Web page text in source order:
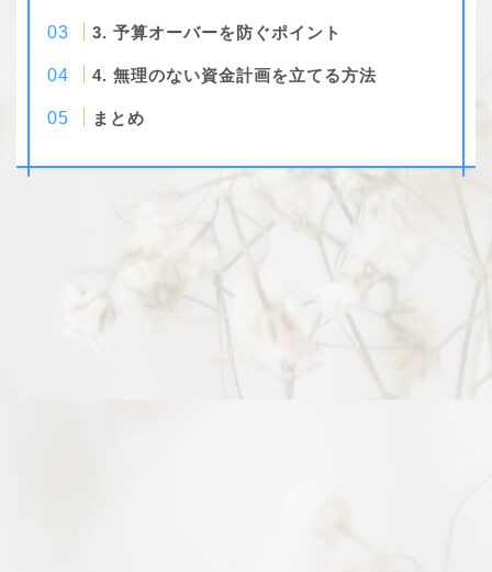
3. 予算オーバーを防ぐポイント
4. 無理のない資金計画を立てる方法
まとめ